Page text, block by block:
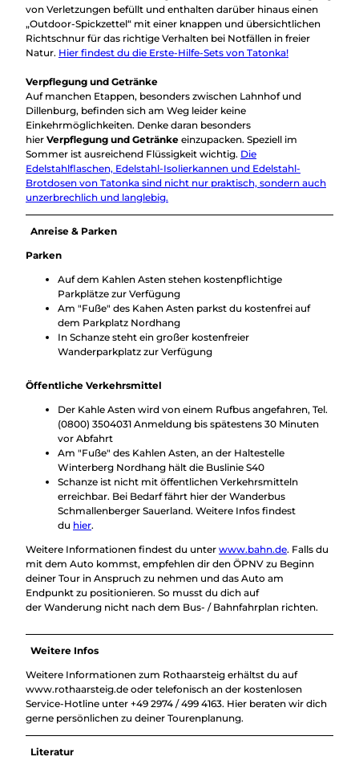
von Verletzungen befüllt und enthalten darüber hinaus einen
„Outdoor-Spickzettel“ mit einer knappen und übersichtlichen
Richtschnur für das richtige Verhalten bei Notfällen in freier
Natur. Hier findest du die Erste-Hilfe-Sets von Tatonka!
Verpflegung und Getränke
Auf manchen Etappen, besonders zwischen Lahnhof und
Dillenburg, befinden sich am Weg leider keine
Einkehrmöglichkeiten. Denke daran besonders
hier Verpflegung und Getränke einzupacken. Speziell im
Sommer ist ausreichend Flüssigkeit wichtig. Die
Edelstahlflaschen, Edelstahl-Isolierkannen und Edelstahl-
Brotdosen von Tatonka sind nicht nur praktisch, sondern auch
unzerbrechlich und langlebig.
Anreise & Parken
Parken
Auf dem Kahlen Asten stehen kostenpflichtige
Parkplätze zur Verfügung
Am "Fuße" des Kahen Asten parkst du kostenfrei auf
dem Parkplatz Nordhang
In Schanze steht ein großer kostenfreier
Wanderparkplatz zur Verfügung
Öffentliche Verkehrsmittel
Der Kahle Asten wird von einem Rufbus angefahren, Tel.
(0800) 3504031 Anmeldung bis spätestens 30 Minuten
vor Abfahrt
Am "Fuße" des Kahlen Asten, an der Haltestelle
Winterberg Nordhang hält die Buslinie S40
Schanze ist nicht mit öffentlichen Verkehrsmitteln
erreichbar. Bei Bedarf fährt hier der Wanderbus
Schmallenberger Sauerland. Weitere Infos findest
du hier.
Weitere Informationen findest du unter www.bahn.de. Falls du
mit dem Auto kommst, empfehlen dir den ÖPNV zu Beginn
deiner Tour in Anspruch zu nehmen und das Auto am
Endpunkt zu positionieren. So musst du dich auf
der Wanderung nicht nach dem Bus- / Bahnfahrplan richten.
Weitere Infos
Weitere Informationen zum Rothaarsteig erhältst du auf
www.rothaarsteig.de oder telefonisch an der kostenlosen
Service-Hotline unter +49 2974 / 499 4163. Hier beraten wir dich
gerne persönlichen zu deiner Tourenplanung.
Literatur